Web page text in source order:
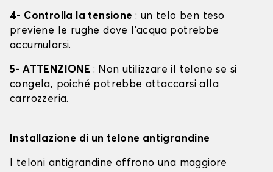
4- Controlla la tensione : un telo ben teso
previene le rughe dove l'acqua potrebbe
accumularsi.
5- ATTENZIONE : Non utilizzare il telone se si
congela, poiché potrebbe attaccarsi alla
carrozzeria.
Installazione di un telone antigrandine
I teloni antigrandine offrono una maggiore